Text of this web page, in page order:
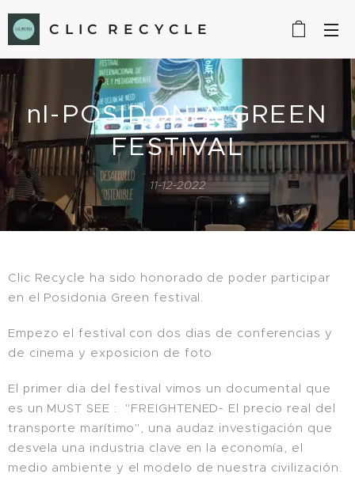
C L I C R E C Y C L E
nl-POSIDONIA GREEN
FESTIVAL
11-12-2022
Clic Recycle ha sido honorado de poder participar
en el Posidonia Green festival.
Empezo el festival con dos dias de conferencias y
de cinema y exposicion de foto
El primer dia del festival vimos un documental que
es un MUST SEE : "FREIGHTENED- El precio real del
transporte marítimo", una audaz investigación que
desvela una industria clave en la economía, el
medio ambiente y el modelo de nuestra civilización.